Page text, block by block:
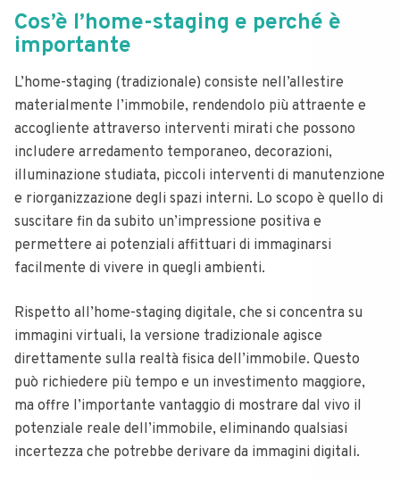
Cos’è l’home-staging e perché è
importante
L’home-staging (tradizionale) consiste nell’allestire
materialmente l’immobile, rendendolo più attraente e
accogliente attraverso interventi mirati che possono
includere arredamento temporaneo, decorazioni,
illuminazione studiata, piccoli interventi di manutenzione
e riorganizzazione degli spazi interni. Lo scopo è quello di
suscitare fin da subito un’impressione positiva e
permettere ai potenziali affittuari di immaginarsi
facilmente di vivere in quegli ambienti.
Rispetto all’home-staging digitale, che si concentra su
immagini virtuali, la versione tradizionale agisce
direttamente sulla realtà fisica dell’immobile. Questo
può richiedere più tempo e un investimento maggiore,
ma offre l’importante vantaggio di mostrare dal vivo il
potenziale reale dell’immobile, eliminando qualsiasi
incertezza che potrebbe derivare da immagini digitali.